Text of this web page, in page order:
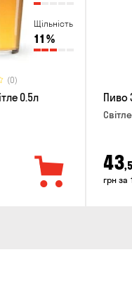
Щільність
11 %
(0)
0.5л Пиво
43
грн за